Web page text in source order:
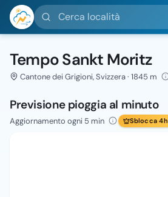
Cerca località
Tempo Sankt Moritz
Cantone dei Grigioni, Svizzera · 1845 m
Previsione pioggia al minuto
Aggiornamento ogni 5 min Sblocca 4h